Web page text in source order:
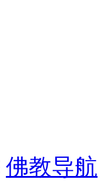
佛教导航